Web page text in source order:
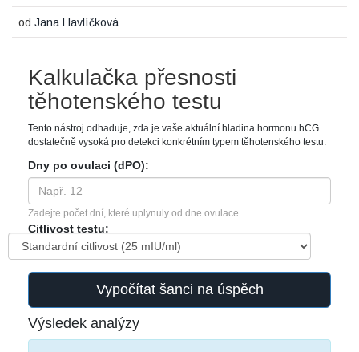
odJana Havlíčková
Kalkulačka přesnosti
těhotenského testu
Tento nástroj odhaduje, zda je vaše aktuální hladina hormonu hCG
dostatečně vysoká pro detekci konkrétním typem těhotenského testu.
Dny po ovulaci (dPO):
Zadejte počet dní, které uplynuly od dne ovulace.
Citlivost testu:
Vypočítat šanci na úspěch
Výsledek analýzy